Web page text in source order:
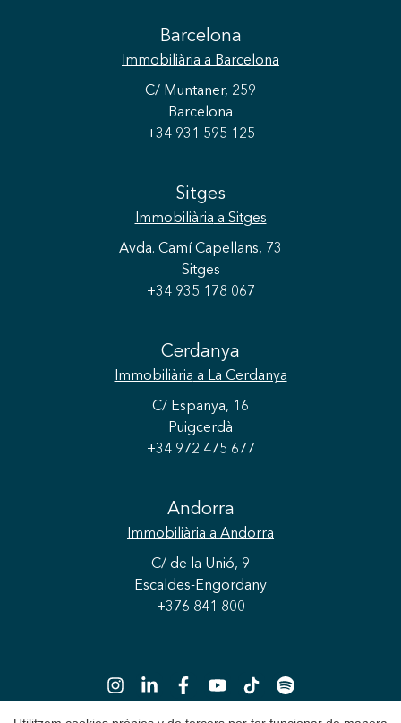
Barcelona
Immobiliària a Barcelona
C/ Muntaner, 259
Barcelona
+34 931 595 125
Sitges
Immobiliària a Sitges
Avda. Camí Capellans, 73
Sitges
+34 935 178 067
Cerdanya
Immobiliària a La Cerdanya
C/ Espanya, 16
Puigcerdà
+34 972 475 677
Andorra
Immobiliària a Andorra
C/ de la Unió, 9
Escaldes-Engordany
+376 841 800